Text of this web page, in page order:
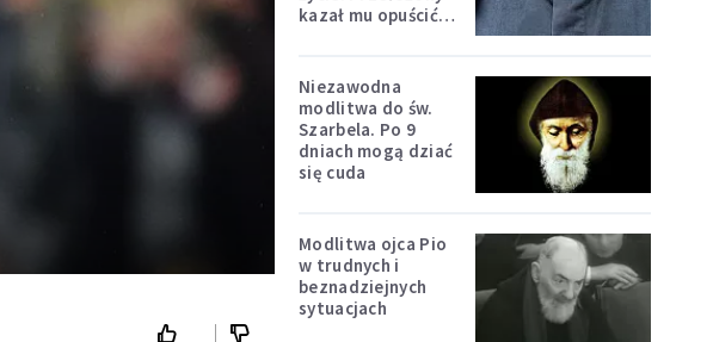
kazał mu opuścić
Niezawodna
modlitwa do św.
Szarbela. Po 9
dniach mogą dziać
się cuda
Modlitwa ojca Pio
w trudnych i
beznadziejnych
sytuacjach